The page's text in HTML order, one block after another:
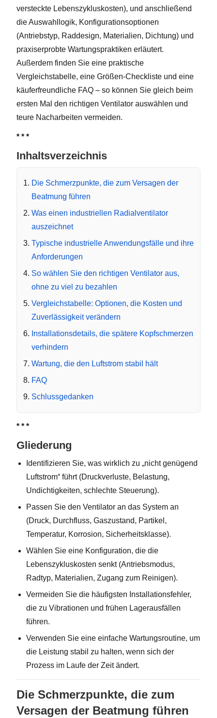
versteckte Lebenszykluskosten), und anschließend
die Auswahllogik, Konfigurationsoptionen
(Antriebstyp, Raddesign, Materialien, Dichtung) und
praxiserprobte Wartungspraktiken erläutert.
Außerdem finden Sie eine praktische
Vergleichstabelle, eine Größen-Checkliste und eine
käuferfreundliche FAQ – so können Sie gleich beim
ersten Mal den richtigen Ventilator auswählen und
teure Nacharbeiten vermeiden.
* * *
Inhaltsverzeichnis
Die Schmerzpunkte, die zum Versagen der
Beatmung führen
Was einen industriellen Radialventilator
auszeichnet
Typische industrielle Anwendungsfälle und ihre
Anforderungen
So wählen Sie den richtigen Ventilator aus,
ohne zu viel zu bezahlen
Vergleichstabelle: Optionen, die Kosten und
Zuverlässigkeit verändern
Installationsdetails, die spätere Kopfschmerzen
verhindern
Wartung, die den Luftstrom stabil hält
FAQ
Schlussgedanken
* * *
Gliederung
Identifizieren Sie, was wirklich zu „nicht genügend
Luftstrom“ führt (Druckverluste, Belastung,
Undichtigkeiten, schlechte Steuerung).
Passen Sie den Ventilator an das System an
(Druck, Durchfluss, Gaszustand, Partikel,
Temperatur, Korrosion, Sicherheitsklasse).
Wählen Sie eine Konfiguration, die die
Lebenszykluskosten senkt (Antriebsmodus,
Radtyp, Materialien, Zugang zum Reinigen).
Vermeiden Sie die häufigsten Installationsfehler,
die zu Vibrationen und frühen Lagerausfällen
führen.
Verwenden Sie eine einfache Wartungsroutine, um
die Leistung stabil zu halten, wenn sich der
Prozess im Laufe der Zeit ändert.
Die Schmerzpunkte, die zum
Versagen der Beatmung führen